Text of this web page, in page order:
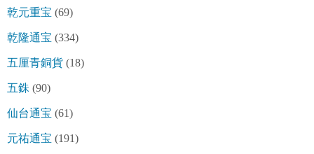
乾元重宝 (69)
乾隆通宝 (334)
五厘青銅貨 (18)
五銖 (90)
仙台通宝 (61)
元祐通宝 (191)